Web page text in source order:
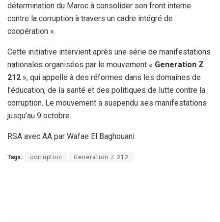
détermination du Maroc à consolider son front interne
contre la corruption à travers un cadre intégré de
coopération ».
Cette initiative intervient après une série de manifestations
nationales organisées par le mouvement « Generation Z
212 », qui appelle à des réformes dans les domaines de
l’éducation, de la santé et des politiques de lutte contre la
corruption. Le mouvement a suspendu ses manifestations
jusqu’au 9 octobre.
RSA avec AA par Wafae El Baghouani
Tags: corruption Generation Z 212